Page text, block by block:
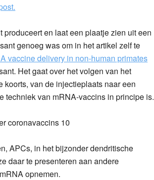
en laat een plaatje zien uit een
genoeg was om in het artikel zelf te
vaccine delivery in non-human primates
Het gaat over het volgen van het
van de injectieplaats naar een
techniek van mRNA-vaccins in principe is.
APCs, in het bijzonder dendritische
daar te presenteren aan andere
opnemen.